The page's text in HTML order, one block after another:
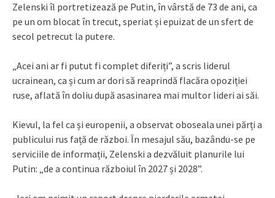
Zelenski îl portretizează pe Putin, în vârstă de 73 de ani, ca
pe un om blocat în trecut, speriat și epuizat de un sfert de
secol petrecut la putere.
„Acei ani ar fi putut fi complet diferiți”, a scris liderul
ucrainean, ca și cum ar dori să reaprindă flacăra opoziției
ruse, aflată în doliu după asasinarea mai multor lideri ai săi.
Kievul, la fel ca și europenii, a observat oboseala unei părți a
publicului rus față de război. În mesajul său, bazându-se pe
serviciile de informații, Zelenski a dezvăluit planurile lui
Putin: „de a continua războiul în 2027 și 2028”.